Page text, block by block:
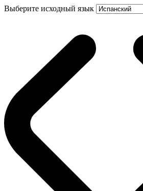
Выберите исходный язык